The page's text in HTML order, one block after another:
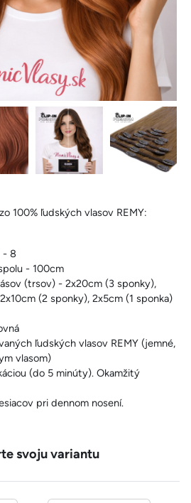
zo 100% ľudských vlasov REMY:
- 8
- 100cm
(trsov) - 2x20cm (3 sponky),
(2 sponky), 2x5cm (1 sponka)
ľudských vlasov REMY (jemné,
vlasom)
(do 5 minúty). Okamžitý
pri dennom nosení.
svoju variantu